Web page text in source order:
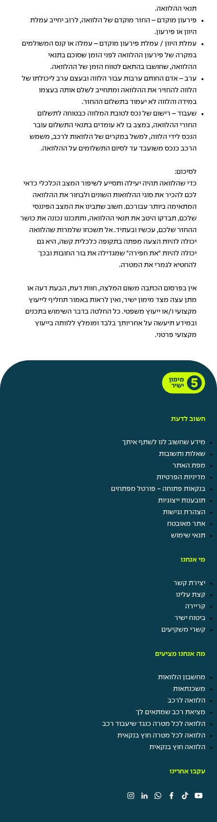
תנאי ההלוואה.
פירעון מוקדם – החזר מוקדם של הלוואה, לרוב יחייב עמלת
היוון או פירעון.
עמלת היוון / עמלת פירעון מוקדם – עמלה או קנס המשולמים
במקרה של פירעון ההלוואה לפני הזמן שסוכם בתנאי
ההלוואה, שחושבו בהתאם לטווח הזמן של ההלוואה.
ערב – אדם החותם ערבות עבור הלווה ובעצם ערב ליכולתו של
הלווה להחזיר את ההלוואה ומתחייב לשלם אותה בעצמו
במידה והלווה לא יעמוד בתשלום ההחזר.
שעבוד – רישום של נכס לטובת המלווה כבטוחה לתשלום
החזרי ההלוואה, במצב בו לא עומדים בתנאי התשלום עובר
הנכס לידי הלווה, למשל במקרים של הלוואות לרכב, משמש
הרכב כנכס משועבד עד לסיום התשלומים על ההלוואה.
לסיכום:
כדי שהלוואה תהיה יעילה ותסייע לשיפור המצב הכלכלי כדאי
לכם להכיר את סוגי ההלוואות השונים ולבחור את ההלוואה
המתאימה ביותר עבורכם. חשוב שתבינו את המצב הפיננסי
שלכם, תבדקו היטב את תנאי ההלוואה, ותתכננו נכונה את כושר
ההחזר שלכם, עכשיו ובעתיד. אל תשכחו שלמרות שהלוואה
יכולה להיות הצעה מפתה בתקופה כלכלית קשה, היא גם
יכולה להיות "את חפירה" שמגדילה את בור החובות ובכך
להחטיא לגמרי את המטרה.
אין בפרסום הכתבה משום המלצה, חוות דעת, הבעת דעה או
מתן עצה מצד מימון ישיר, ואין לראות באמור תחליף לייעוץ
מקצועי ו/או ייעוץ משפטי. כל החלטה בדבר השימוש בתכנים
ובמידע תיעשה על אחריותך בלבד ומומלץ ללוותה בייעוץ
מקצועי פרטני.
חשוב לדעת
מידע שחשוב לנו לשתף איתך
שאלות ותשובות
מפת האתר
מדיניות הפרטיות
בנקאות פתוחה - פורטל מפתחים
תובענות ייצוגיות
הצהרת נגישות
אתר מאובטח
תנאי שימוש
מי אנחנו
יצירת קשר
קצת עלינו
קריירה
ביטוח ישיר
קשרי משקיעים
מה אנחנו מציעים
מחשבון הלוואות
משכנתאות
הלוואה לרכב
מציאת רכב שמתאים לך
הלוואה לכל מטרה כנגד שיעבוד רכב
הלוואה לכל מטרה חוץ בנקאית
הלוואה חוץ בנקאית
עקבו אחרינו